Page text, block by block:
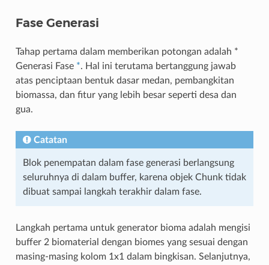
Fase Generasi
Tahap pertama dalam memberikan potongan adalah *
Generasi Fase *. Hal ini terutama bertanggung jawab
atas penciptaan bentuk dasar medan, pembangkitan
biomassa, dan fitur yang lebih besar seperti desa dan
gua.
Catatan
Blok penempatan dalam fase generasi berlangsung
seluruhnya di dalam buffer, karena objek Chunk tidak
dibuat sampai langkah terakhir dalam fase.
Langkah pertama untuk generator bioma adalah mengisi
buffer 2 biomaterial dengan biomes yang sesuai dengan
masing-masing kolom 1x1 dalam bingkisan. Selanjutnya,